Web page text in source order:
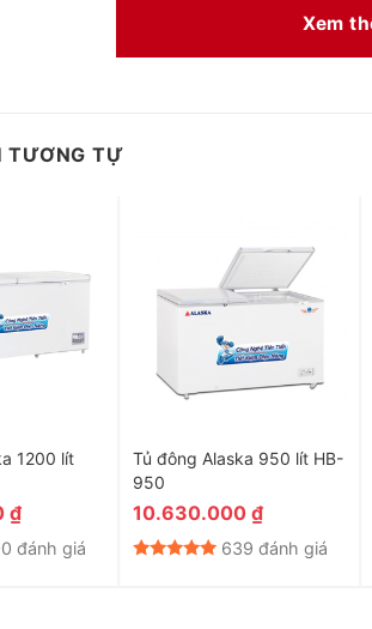
cắp hàng hóa của bạn.
: cho phép bạn dễ dàng phân loại và bảo
người dùng thay đổi vị trí tủ đông nhẹ
nhiệt độ bên ngoài tủ : cho bạn kiểm soát
Xem
TƯƠNG TỰ
1200 lít
₫
đánh giá
Tủ đông Alaska 950 lít HB-
950
10.630.000 ₫
639 đánh giá